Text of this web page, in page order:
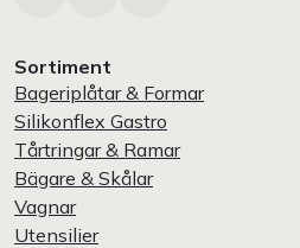
Sortiment
Bageriplåtar & Formar
Silikonflex Gastro
Tårtringar & Ramar
Bägare & Skålar
Vagnar
Utensilier